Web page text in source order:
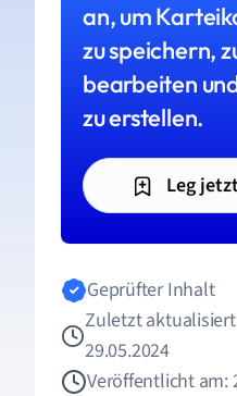
an, um
zu speichern,
bearbeiten
zu erstellen.
Leg
Geprüfter Inhalt
Zuletzt
29.05.2024
Veröffentlicht am: